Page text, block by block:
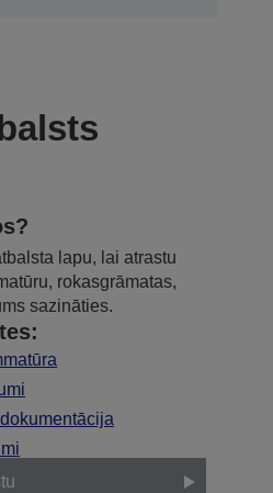
lapu, lai atrastu
rokasgrāmatas,
sazināties.